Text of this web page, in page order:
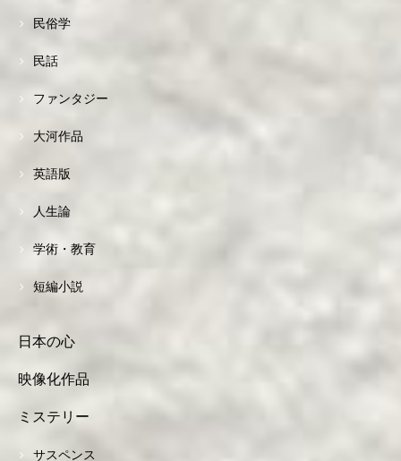
民俗学
民話
ファンタジー
大河作品
英語版
人生論
学術・教育
短編小説
日本の心
映像化作品
ミステリー
サスペンス